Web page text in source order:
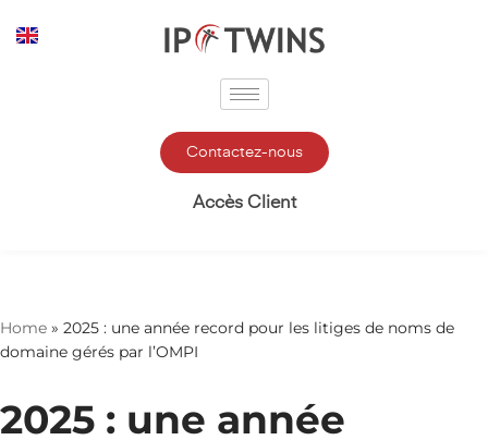
Contactez-nous
Accès Client
Home » 2025 : une année record pour les litiges de noms de
domaine gérés par l’OMPI
2025 : une année